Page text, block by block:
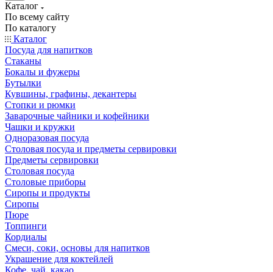
Каталог
По всему сайту
По каталогу
Каталог
Посуда для напитков
Стаканы
Бокалы и фужеры
Бутылки
Кувшины, графины, декантеры
Стопки и рюмки
Заварочные чайники и кофейники
Чашки и кружки
Одноразовая посуда
Столовая посуда и предметы сервировки
Предметы сервировки
Столовая посуда
Столовые приборы
Сиропы и продукты
Сиропы
Пюре
Топпинги
Кордиалы
Смеси, соки, основы для напитков
Украшение для коктейлей
Кофе, чай, какао